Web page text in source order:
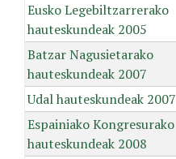
Eusko Legebiltzarrerako
hauteskundeak 2005
Batzar Nagusietarako
hauteskundeak 2007
Udal hauteskundeak 2007
Espainiako Kongresurako
hauteskundeak 2008